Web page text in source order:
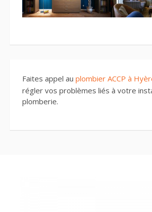
Faites appel au plombier ACCP à
régler vos problèmes liés à votre
plomberie.